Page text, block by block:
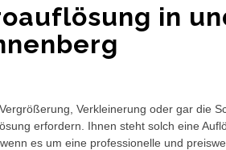
in
Verkleinerung oder gar die
erfordern. Ihnen steht solch eine
es um eine professionelle und